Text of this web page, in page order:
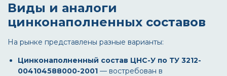
Виды и аналоги
цинконаполненных составов
На рынке представлены разные варианты:
Цинконаполненный состав ЦНС-У по ТУ 3212-
004104588000-2001 — востребован в